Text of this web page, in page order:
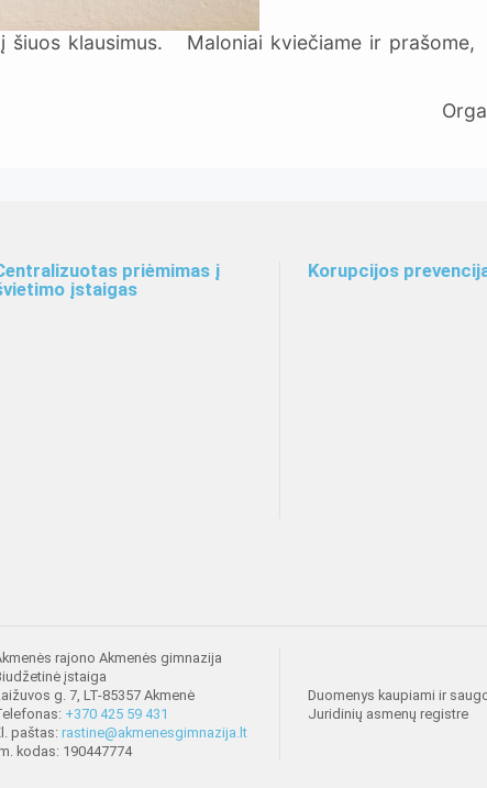
šiuos klausimus. Maloniai kviečiame ir
priėmimas į
įstaigas
Korupcijos
rajono Akmenės gimnazija
įstaiga
g. 7, LT-85357 Akmenė
+370 425 59 431
paštas: rastine@akmenesgimnazija.lt
kodas: 190447774
Duomenys kaupiami ir
Juridinių asmenų registre